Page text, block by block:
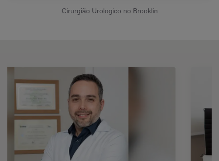
Cirurgião Urologico no Brooklin